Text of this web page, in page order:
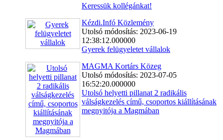
Keressük kollégánkat!
Kézdi.Infó Közlemény
Utolsó módosítás: 2023-06-19
12:38:12.000000
Gyerek felügyeletet vállalok
MAGMA Kortárs Közeg
Utolsó módosítás: 2023-07-05
16:52:20.000000
Utolsó helyetti pillanat 2 radikális
válságkezelés című, csoportos kiállításának
megnyitója a Magmában